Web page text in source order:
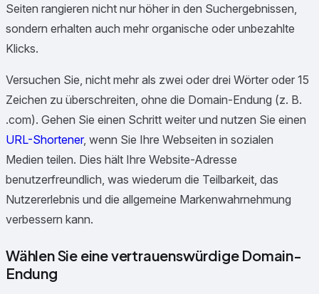
Seiten rangieren nicht nur höher in den Suchergebnissen,
sondern erhalten auch mehr organische oder unbezahlte
Klicks.
Versuchen Sie, nicht mehr als zwei oder drei Wörter oder 15
Zeichen zu überschreiten, ohne die Domain-Endung (z. B.
.com). Gehen Sie einen Schritt weiter und nutzen Sie einen
URL-Shortener, wenn Sie Ihre Webseiten in sozialen
Medien teilen. Dies hält Ihre Website-Adresse
benutzerfreundlich, was wiederum die Teilbarkeit, das
Nutzererlebnis und die allgemeine Markenwahrnehmung
verbessern kann.
Wählen Sie eine vertrauenswürdige Domain-
Endung